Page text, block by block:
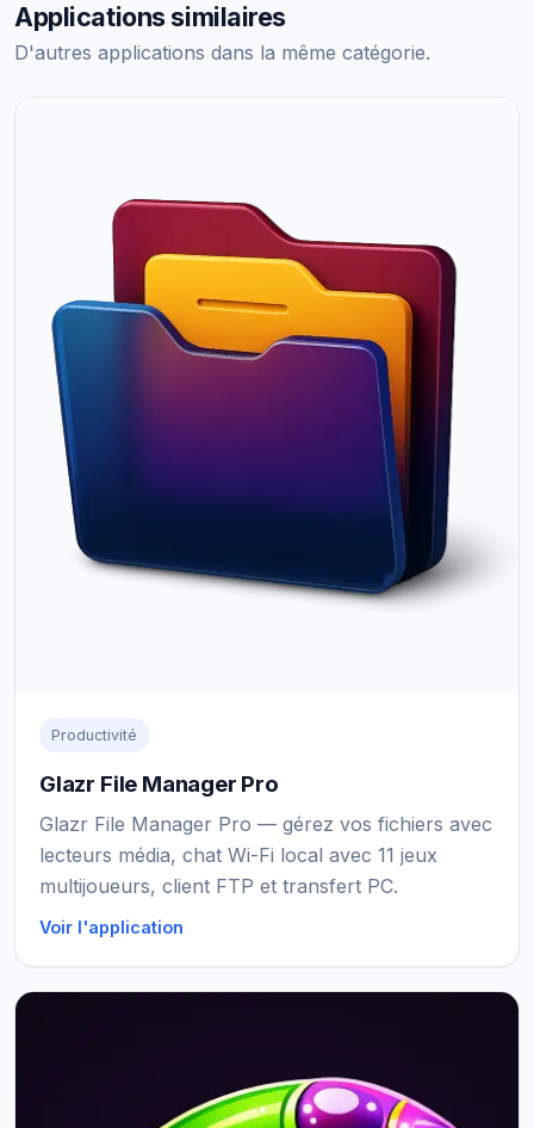
Applications similaires
D'autres applications dans la même catégorie.
Productivité
Glazr File Manager Pro
Glazr File Manager Pro — gérez vos fichiers avec
lecteurs média, chat Wi-Fi local avec 11 jeux
multijoueurs, client FTP et transfert PC.
Voir l'application